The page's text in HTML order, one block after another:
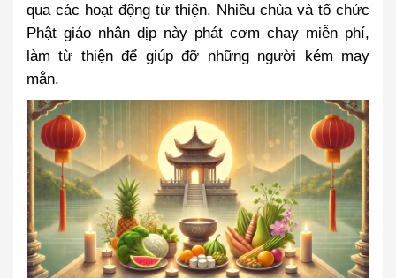
qua các hoạt động từ thiện. Nhiều chùa và tổ chức
Phật giáo nhân dịp này phát cơm chay miễn phí,
làm từ thiện để giúp đỡ những người kém may
mắn.